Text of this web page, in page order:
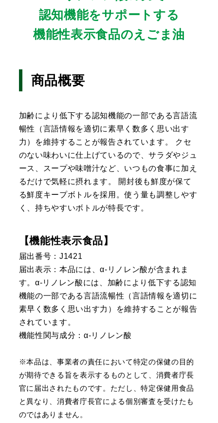
認知機能をサポートする
機能性表示食品のえごま油
商品概要
加齢により低下する認知機能の一部である言語流
暢性（言語情報を適切に素早く数多く思い出す
力）を維持することが報告されています。 クセ
のない味わいに仕上げているので、サラダやジュ
ース、スープや味噌汁など、いつもの食事に加え
るだけで気軽に摂れます。 開封後も鮮度が保て
る鮮度キープボトルを採用。使う量も調整しやす
く、持ちやすいボトルが特長です。
【機能性表示食品】
届出番号：J1421
届出表示：本品には、α‐リノレン酸が含まれま
す。α‐リノレン酸には、加齢により低下する認知
機能の一部である言語流暢性（言語情報を適切に
素早く数多く思い出す力）を維持することが報告
されています。
機能性関与成分：α‐リノレン酸
※本品は、事業者の責任において特定の保健の目的
が期待できる旨を表示するものとして、消費者庁長
官に届出されたものです。ただし、特定保健用食品
と異なり、消費者庁長官による個別審査を受けたも
のではありません。